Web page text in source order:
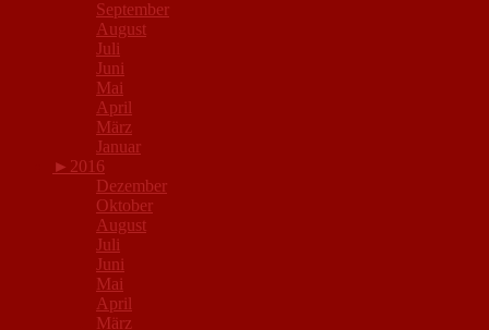
September
August
Juli
Juni
Mai
April
März
Januar
► 2016
Dezember
Oktober
August
Juli
Juni
Mai
April
März